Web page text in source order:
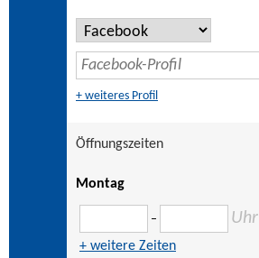
+ weiteres Profil
Öffnungszeiten
Montag
– Uhr
+ weitere Zeiten